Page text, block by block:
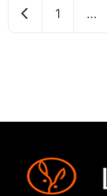
Newer posts
1 …